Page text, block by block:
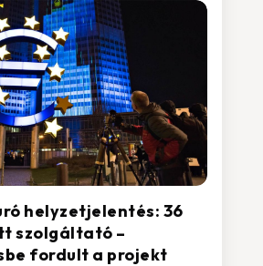
helyzetjelentés: 36
szolgáltató –
fordult a projekt